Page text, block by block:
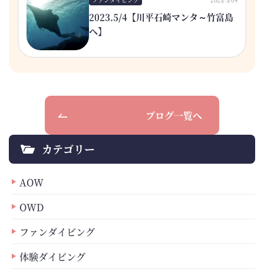
2023.5/4【川平石崎マンタ～竹富島
へ】
ブログ一覧へ
カテゴリー
AOW
OWD
ファンダイビング
体験ダイビング